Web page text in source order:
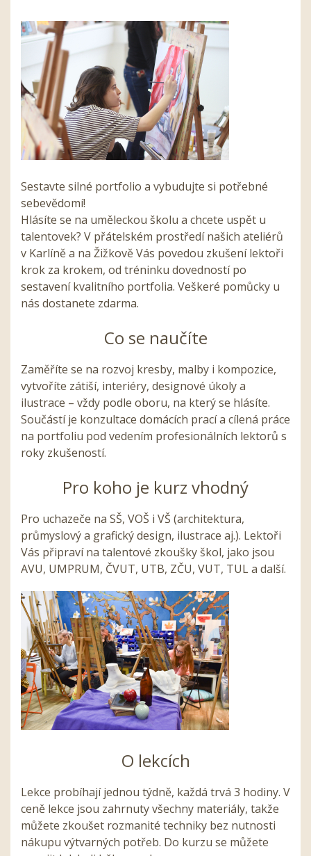
Sestavte silné portfolio a vybudujte si potřebné
sebevědomí!
Hlásíte se na uměleckou školu a chcete uspět u
talentovek? V přátelském prostředí našich ateliérů
v Karlíně a na Žižkově Vás povedou zkušení lektoři
krok za krokem, od tréninku dovedností po
sestavení kvalitního portfolia. Veškeré pomůcky u
nás dostanete zdarma.
Co se naučíte
Zaměříte se na rozvoj kresby, malby i kompozice,
vytvoříte zátiší, interiéry, designové úkoly a
ilustrace – vždy podle oboru, na který se hlásíte.
Součástí je konzultace domácích prací a cílená práce
na portfoliu pod vedením profesionálních lektorů s
roky zkušeností.
Pro koho je kurz vhodný
Pro uchazeče na SŠ, VOŠ i VŠ (architektura,
průmyslový a grafický design, ilustrace aj.). Lektoři
Vás připraví na talentové zkoušky škol, jako jsou
AVU, UMPRUM, ČVUT, UTB, ZČU, VUT, TUL a další.
O lekcích
Lekce probíhají jednou týdně, každá trvá 3 hodiny. V
ceně lekce jsou zahrnuty všechny materiály, takže
můžete zkoušet rozmanité techniky bez nutnosti
nákupu výtvarných potřeb. Do kurzu se můžete